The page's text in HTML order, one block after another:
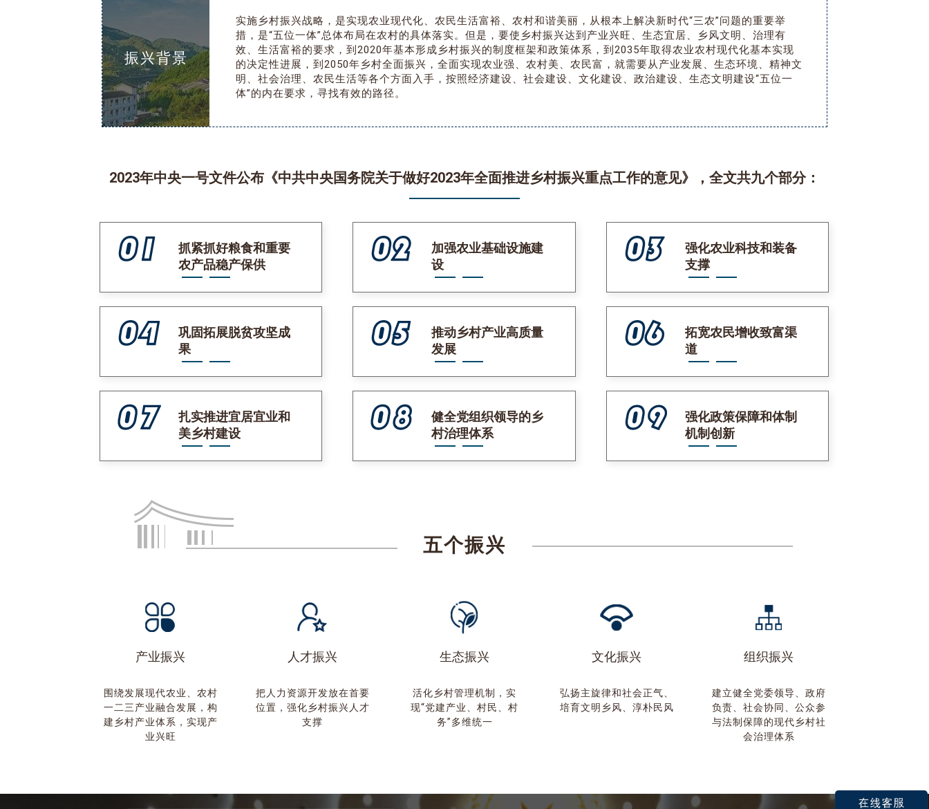
振兴背景
实施乡村振兴战略，是实现农业现代化、农民生活富裕、农村和谐美丽，从根本上解决新时代“三农”问题的重要举
措，是“五位一体”总体布局在农村的具体落实。但是，要使乡村振兴达到产业兴旺、生态宜居、乡风文明、治理有
效、生活富裕的要求，到2020年基本形成乡村振兴的制度框架和政策体系，到2035年取得农业农村现代化基本实现
的决定性进展，到2050年乡村全面振兴，全面实现农业强、农村美、农民富，就需要从产业发展、生态环境、精神文
明、社会治理、农民生活等各个方面入手，按照经济建设、社会建设、文化建设、政治建设、生态文明建设“五位一
体”的内在要求，寻找有效的路径。
2023年中央一号文件公布《中共中央国务院关于做好2023年全面推进乡村振兴重点工作的意见》，全文共九个部分：
抓紧抓好粮食和重要
农产品稳产保供
加强农业基础设施建
设
强化农业科技和装备
支撑
巩固拓展脱贫攻坚成
果
推动乡村产业高质量
发展
拓宽农民增收致富渠
道
扎实推进宜居宜业和
美乡村建设
健全党组织领导的乡
村治理体系
强化政策保障和体制
机制创新
五个振兴
产业振兴
围绕发展现代农业、农村
一二三产业融合发展，构
建乡村产业体系，实现产
业兴旺
人才振兴
把人力资源开发放在首要
位置，强化乡村振兴人才
支撑
生态振兴
活化乡村管理机制，实
现“党建产业、村民、村
务”多维统一
文化振兴
弘扬主旋律和社会正气、
培育文明乡风、淳朴民风
组织振兴
建立健全党委领导、政府
负责、社会协同、公众参
与法制保障的现代乡村社
会治理体系